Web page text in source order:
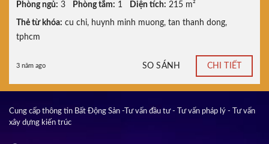
Phòng ngủ: 3 Phòng tắm: 1 Diện tích: 215 m²
Thẻ từ khóa: cu chi, huynh minh muong, tan thanh dong,
tphcm
3 năm ago SO SÁNH CHI TIẾT
Cung cấp thông tin Bất Động Sản -Tư vấn đầu tư - Tư vấn pháp lý - Tư vấn
xây dựng kiến trúc